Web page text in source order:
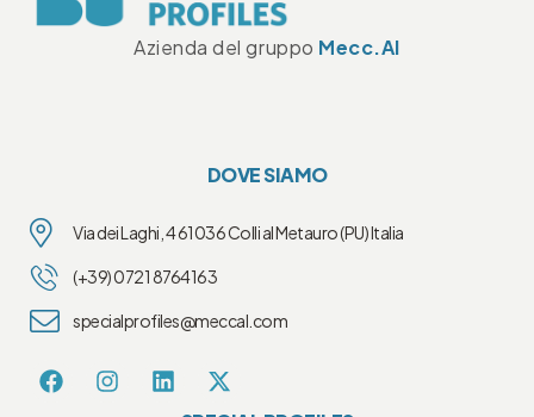
Azienda del gruppo Mecc.Al
DOVE SIAMO
Via dei Laghi, 4 61036 Colli al Metauro (PU) Italia
(+39) 0721 8764163
specialprofiles@meccal.com